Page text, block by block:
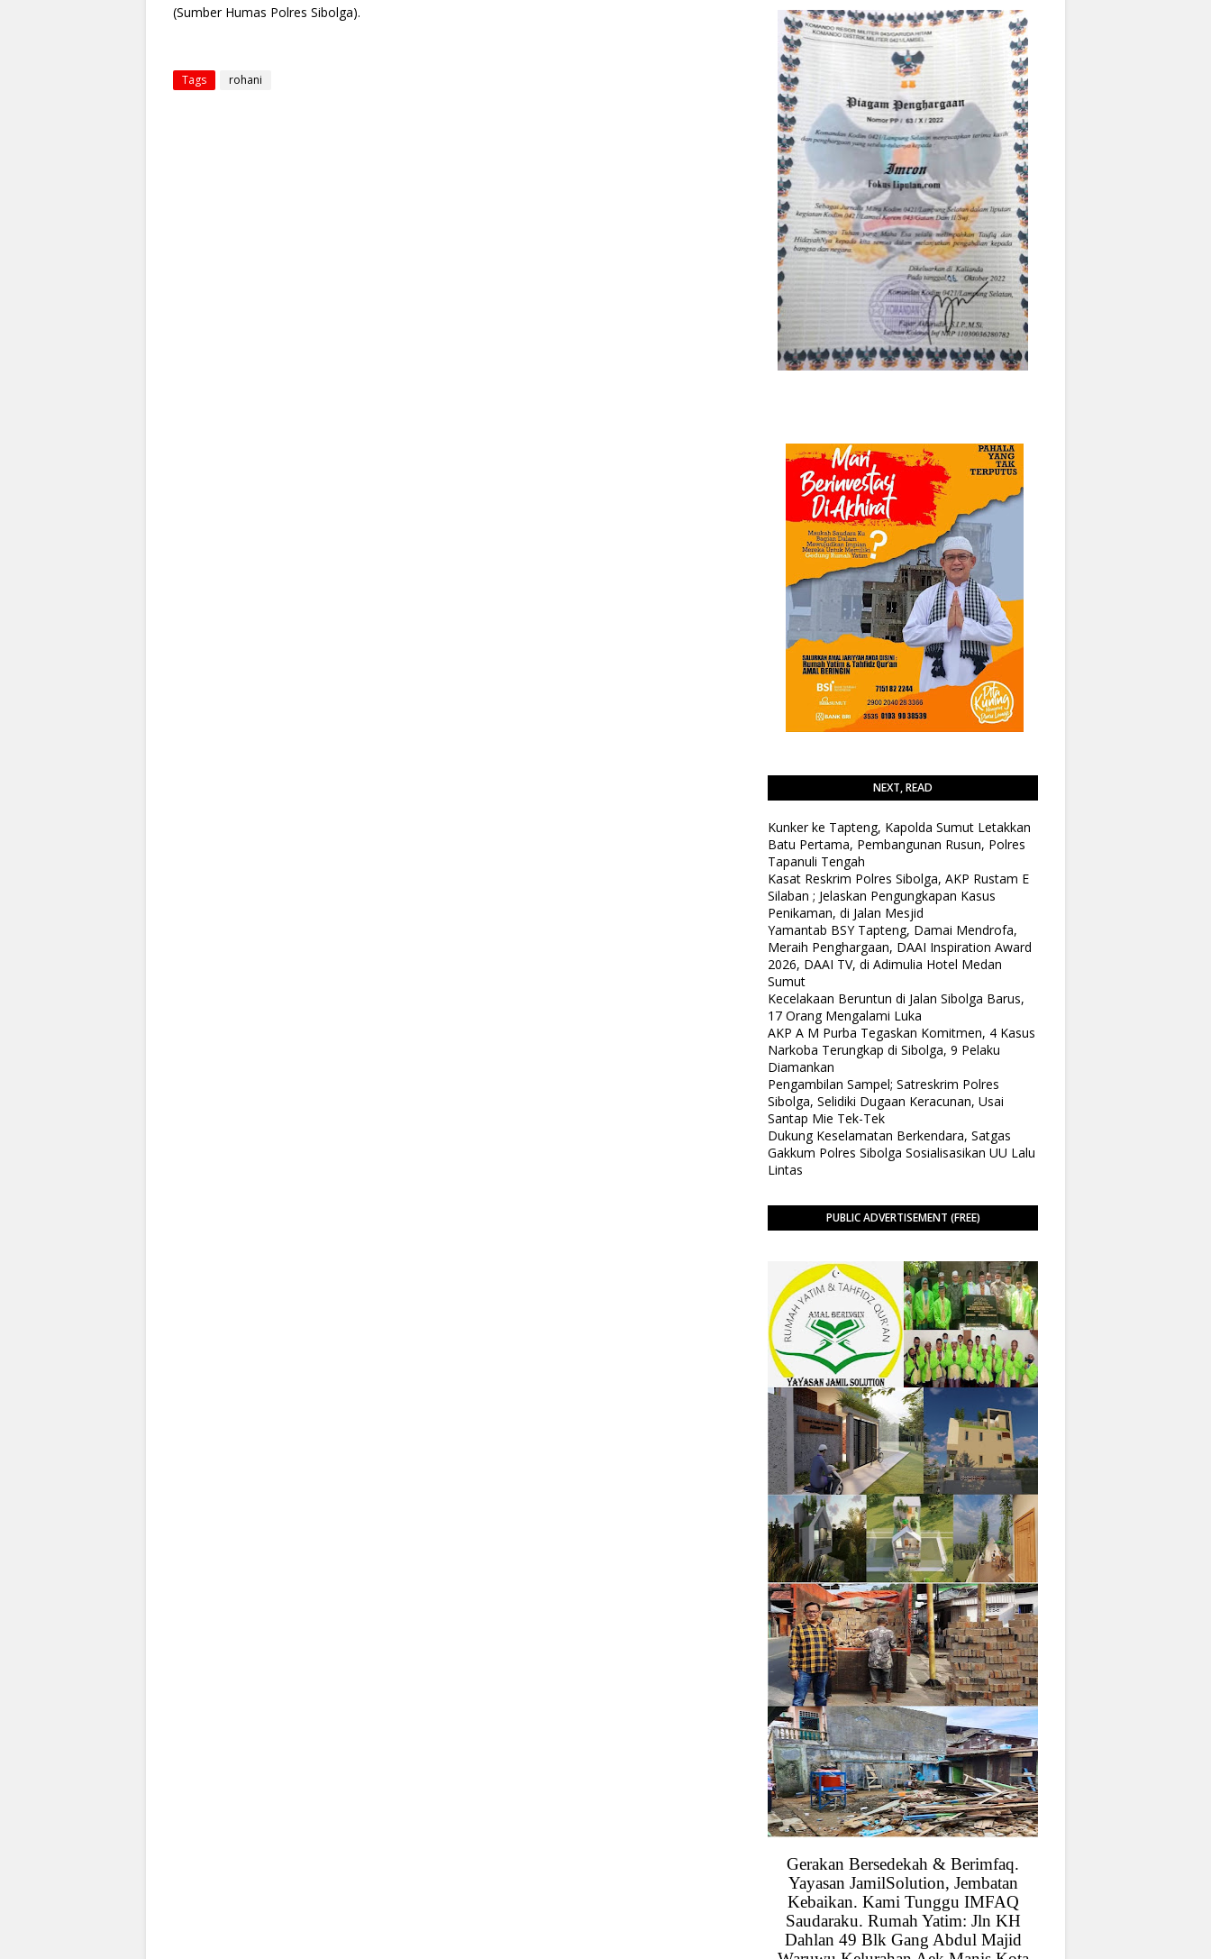
(Sumber Humas Polres Sibolga).
Tags rohani
NEXT, READ
Kunker ke Tapteng, Kapolda Sumut Letakkan
Batu Pertama, Pembangunan Rusun, Polres
Tapanuli Tengah
Kasat Reskrim Polres Sibolga, AKP Rustam E
Silaban ; Jelaskan Pengungkapan Kasus
Penikaman, di Jalan Mesjid
Yamantab BSY Tapteng, Damai Mendrofa,
Meraih Penghargaan, DAAI Inspiration Award
2026, DAAI TV, di Adimulia Hotel Medan
Sumut
Kecelakaan Beruntun di Jalan Sibolga Barus,
17 Orang Mengalami Luka
AKP A M Purba Tegaskan Komitmen, 4 Kasus
Narkoba Terungkap di Sibolga, 9 Pelaku
Diamankan
Pengambilan Sampel; Satreskrim Polres
Sibolga, Selidiki Dugaan Keracunan, Usai
Santap Mie Tek-Tek
Dukung Keselamatan Berkendara, Satgas
Gakkum Polres Sibolga Sosialisasikan UU Lalu
Lintas
PUBLIC ADVERTISEMENT (FREE)
Gerakan Bersedekah & Berimfaq.
Yayasan JamilSolution, Jembatan
Kebaikan. Kami Tunggu IMFAQ
Saudaraku. Rumah Yatim: Jln KH
Dahlan 49 Blk Gang Abdul Majid